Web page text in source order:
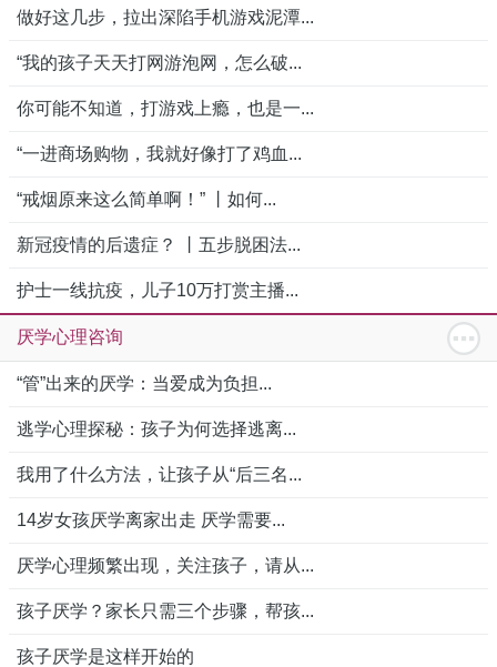
做好这几步，拉出深陷手机游戏泥潭...
“我的孩子天天打网游泡网，怎么破...
你可能不知道，打游戏上瘾，也是一...
“一进商场购物，我就好像打了鸡血...
“戒烟原来这么简单啊！” 丨如何...
新冠疫情的后遗症？ 丨五步脱困法...
护士一线抗疫，儿子10万打赏主播...
厌学心理咨询
“管”出来的厌学：当爱成为负担...
逃学心理探秘：孩子为何选择逃离...
我用了什么方法，让孩子从“后三名...
14岁女孩厌学离家出走 厌学需要...
厌学心理频繁出现，关注孩子，请从...
孩子厌学？家长只需三个步骤，帮孩...
孩子厌学是这样开始的